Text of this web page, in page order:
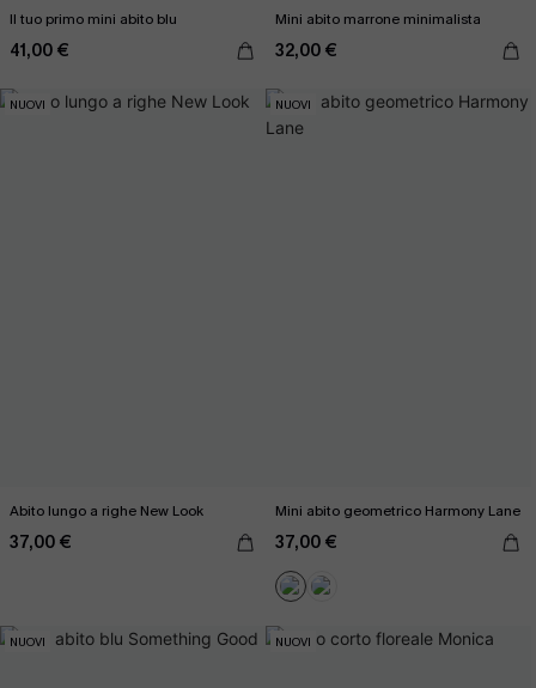
Il tuo primo mini abito blu
41,00 €
Mini abito marrone minimalista
32,00 €
NUOVI
Abito lungo a righe New Look
37,00 €
NUOVI
Mini abito geometrico Harmony Lane
37,00 €
NUOVI NUOVI